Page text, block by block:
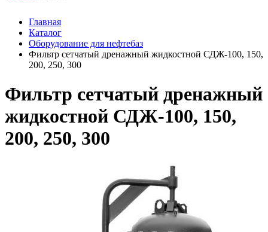
Главная
Каталог
Оборудование для нефтебаз
Фильтр сетчатый дренажный жидкостной СДЖ-100, 150,
200, 250, 300
Фильтр сетчатый дренажный
жидкостной СДЖ-100, 150,
200, 250, 300